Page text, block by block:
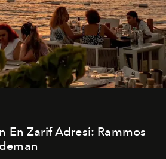
En Zarif Adresi: Rammos